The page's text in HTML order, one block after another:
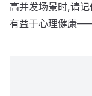
高并发场景时,请
有益于心理健康